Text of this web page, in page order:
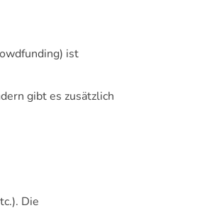
ist
gibt es zusätzlich
Die